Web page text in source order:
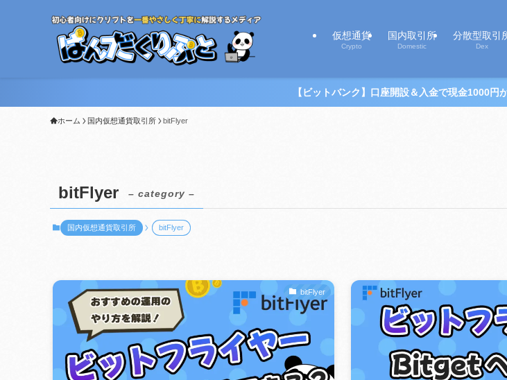
仮想通貨
Crypto
国内取引所
Domestic
分散型取引
Dex
【ビットバンク】口座開設＆入金で現金1000円
ホーム 国内仮想通貨取引所 bitFlyer
bitFlyer – category –
国内仮想通貨取引所 bitFlyer
bitFlyer